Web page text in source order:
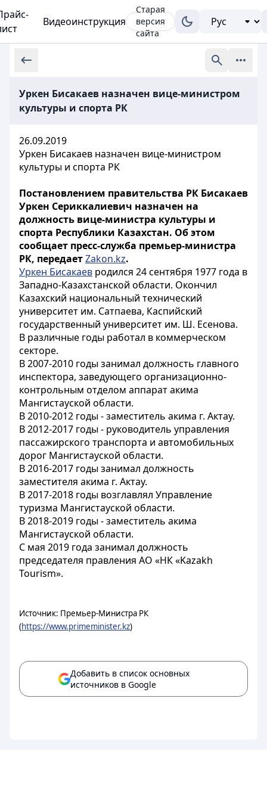
Видеоинструкция
Старая
версия
сайта
Уркен Бисакаев назначен вице-министром
культуры и спорта РК
26.09.2019
Уркен Бисакаев назначен вице-министром
культуры и спорта РК
Постановлением правительства РК Бисакаев
Уркен Сериккалиевич назначен на
должность вице-министра культуры и
спорта Республики Казахстан. Об этом
сообщает пресс-служба премьер-министра
РК, передаетZakon.kz.
Уркен Бисакаев родился 24 сентября 1977 года в
Западно-Казахстанской области. Окончил
Казахский национальный технический
университет им. Сатпаева, Каспийский
государственный университет им. Ш. Есенова.
В различные годы работал в коммерческом
секторе.
В 2007-2010 годы занимал должность главного
инспектора, заведующего организационно-
контрольным отделом аппарат акима
Мангистауской области.
В 2010-2012 годы - заместитель акима г. Актау.
В 2012-2017 годы - руководитель управления
пассажирского транспорта и автомобильных
дорог Мангистауской области.
В 2016-2017 годы занимал должность
заместителя акима г. Актау.
В 2017-2018 годы возглавлял Управление
туризма Мангистауской области.
В 2018-2019 годы - заместитель акима
Мангистауской области.
С мая 2019 года занимал должность
председателя правления АО «НК «Kazakh
Tourism».
Источник: Премьер-Министра РК
(https://www.primeminister.kz)
Добавить в список основных
источников в Google